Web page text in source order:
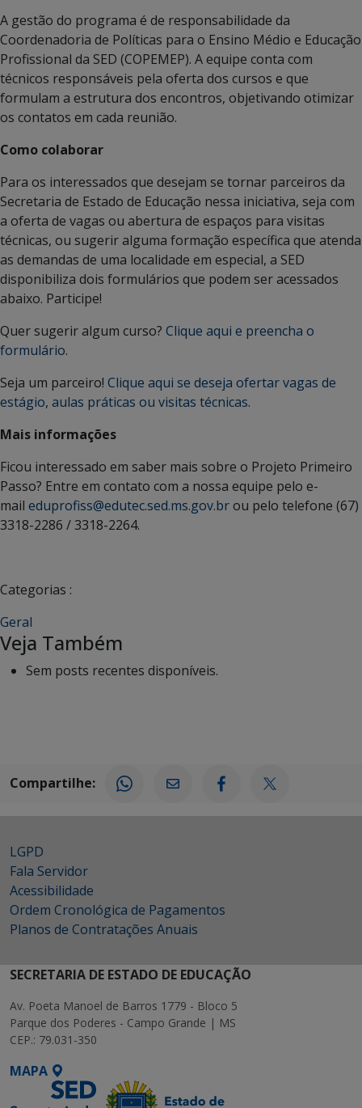
A gestão do programa é de responsabilidade da
Coordenadoria de Políticas para o Ensino Médio e Educação
Profissional da SED (COPEMEP). A equipe conta com
técnicos responsáveis pela oferta dos cursos e que
formulam a estrutura dos encontros, objetivando otimizar
os contatos em cada reunião.
Como colaborar
Para os interessados que desejam se tornar parceiros da
Secretaria de Estado de Educação nessa iniciativa, seja com
a oferta de vagas ou abertura de espaços para visitas
técnicas, ou sugerir alguma formação específica que atenda
as demandas de uma localidade em especial, a SED
disponibiliza dois formulários que podem ser acessados
abaixo. Participe!
Quer sugerir algum curso? Clique aqui e preencha o
formulário.
Seja um parceiro! Clique aqui se deseja ofertar vagas de
estágio, aulas práticas ou visitas técnicas.
Mais informações
Ficou interessado em saber mais sobre o Projeto Primeiro
Passo? Entre em contato com a nossa equipe pelo e-
mail eduprofiss@edutec.sed.ms.gov.brou pelo telefone (67)
3318-2286 / 3318-2264.
Categorias :
Geral
Veja Também
Sem posts recentes disponíveis.
Compartilhe:
LGPD
Fala Servidor
Acessibilidade
Ordem Cronológica de Pagamentos
Planos de Contratações Anuais
SECRETARIA DE ESTADO DE EDUCAÇÃO
Av. Poeta Manoel de Barros 1779 - Bloco 5
Parque dos Poderes - Campo Grande | MS
CEP.: 79.031-350
MAPA